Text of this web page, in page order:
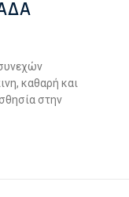
καθαρή και
στην